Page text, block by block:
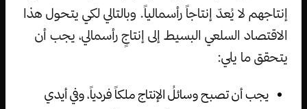
إنتاجهم لا يُعدّ إنتاجاً رأسمالياً. وبالتالي لكي يتحول هذا
الاقتصاد السلعي البسيط إلى إنتاجٍ رأسمالي، يجب أن
يتحقق ما يلي:
يجب أن تصبح وسائلُ الإنتاج ملكاً فردياً، وفي أيدي